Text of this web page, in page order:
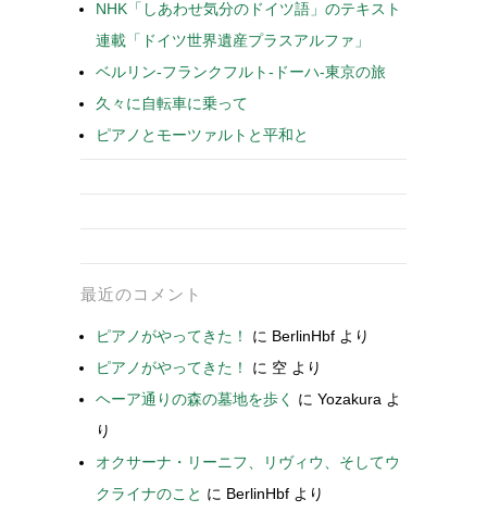
NHK「しあわせ気分のドイツ語」のテキスト
連載「ドイツ世界遺産プラスアルファ」
ベルリン-フランクフルト-ドーハ-東京の旅
久々に自転車に乗って
ピアノとモーツァルトと平和と
最近のコメント
ピアノがやってきた！ に BerlinHbf より
ピアノがやってきた！
に 空 より
ヘーア通りの森の墓地を歩く
に Yozakura よ
り
オクサーナ・リーニフ、リヴィウ、そしてウ
クライナのこと に BerlinHbf より